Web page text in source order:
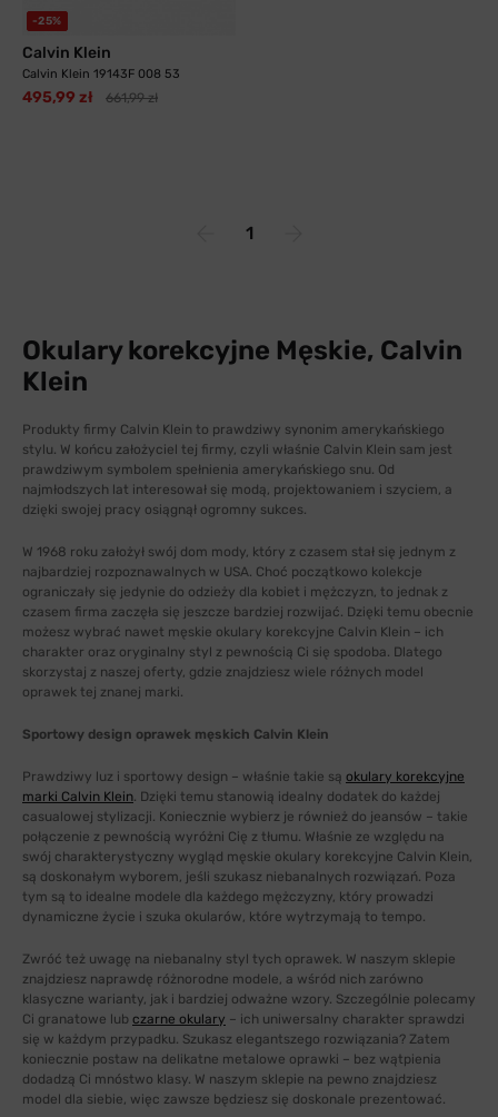
-25%
Calvin Klein
Calvin Klein 19143F 008 53
495,99 zł 661,99 zł
1
Okulary korekcyjne Męskie, Calvin
Klein
Produkty firmy Calvin Klein to prawdziwy synonim amerykańskiego
stylu. W końcu założyciel tej firmy, czyli właśnie Calvin Klein sam jest
prawdziwym symbolem spełnienia amerykańskiego snu. Od
najmłodszych lat interesował się modą, projektowaniem i szyciem, a
dzięki swojej pracy osiągnął ogromny sukces.
W 1968 roku założył swój dom mody, który z czasem stał się jednym z
najbardziej rozpoznawalnych w USA. Choć początkowo kolekcje
ograniczały się jedynie do odzieży dla kobiet i mężczyzn, to jednak z
czasem firma zaczęła się jeszcze bardziej rozwijać. Dzięki temu obecnie
możesz wybrać nawet męskie okulary korekcyjne Calvin Klein – ich
charakter oraz oryginalny styl z pewnością Ci się spodoba. Dlatego
skorzystaj z naszej oferty, gdzie znajdziesz wiele różnych model
oprawek tej znanej marki.
Sportowy design oprawek męskich Calvin Klein
Prawdziwy luz i sportowy design – właśnie takie są okulary korekcyjne
marki Calvin Klein. Dzięki temu stanowią idealny dodatek do każdej
casualowej stylizacji. Koniecznie wybierz je również do jeansów – takie
połączenie z pewnością wyróżni Cię z tłumu. Właśnie ze względu na
swój charakterystyczny wygląd męskie okulary korekcyjne Calvin Klein,
są doskonałym wyborem, jeśli szukasz niebanalnych rozwiązań. Poza
tym są to idealne modele dla każdego mężczyzny, który prowadzi
dynamiczne życie i szuka okularów, które wytrzymają to tempo.
Zwróć też uwagę na niebanalny styl tych oprawek. W naszym sklepie
znajdziesz naprawdę różnorodne modele, a wśród nich zarówno
klasyczne warianty, jak i bardziej odważne wzory. Szczególnie polecamy
Ci granatowe lub czarne okulary – ich uniwersalny charakter sprawdzi
się w każdym przypadku. Szukasz elegantszego rozwiązania? Zatem
koniecznie postaw na delikatne metalowe oprawki – bez wątpienia
dodadzą Ci mnóstwo klasy. W naszym sklepie na pewno znajdziesz
model dla siebie, więc zawsze będziesz się doskonale prezentować.